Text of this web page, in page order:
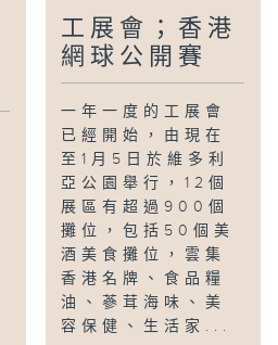
工展會；香港
網球公開賽
一年一度的工展會
已經開始，由現在
至1月5日於維多利
亞公園舉行，12個
展區有超過900個
攤位，包括50個美
酒美食攤位，雲集
香港名牌、食品糧
油、蔘茸海味、美
容保健、生活家...